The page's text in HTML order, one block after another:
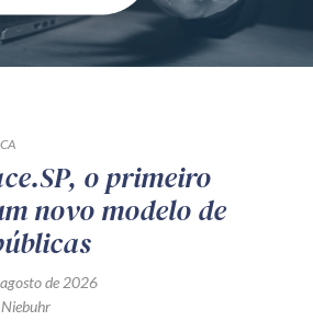
o primeiro
novo modelo de
de 2026